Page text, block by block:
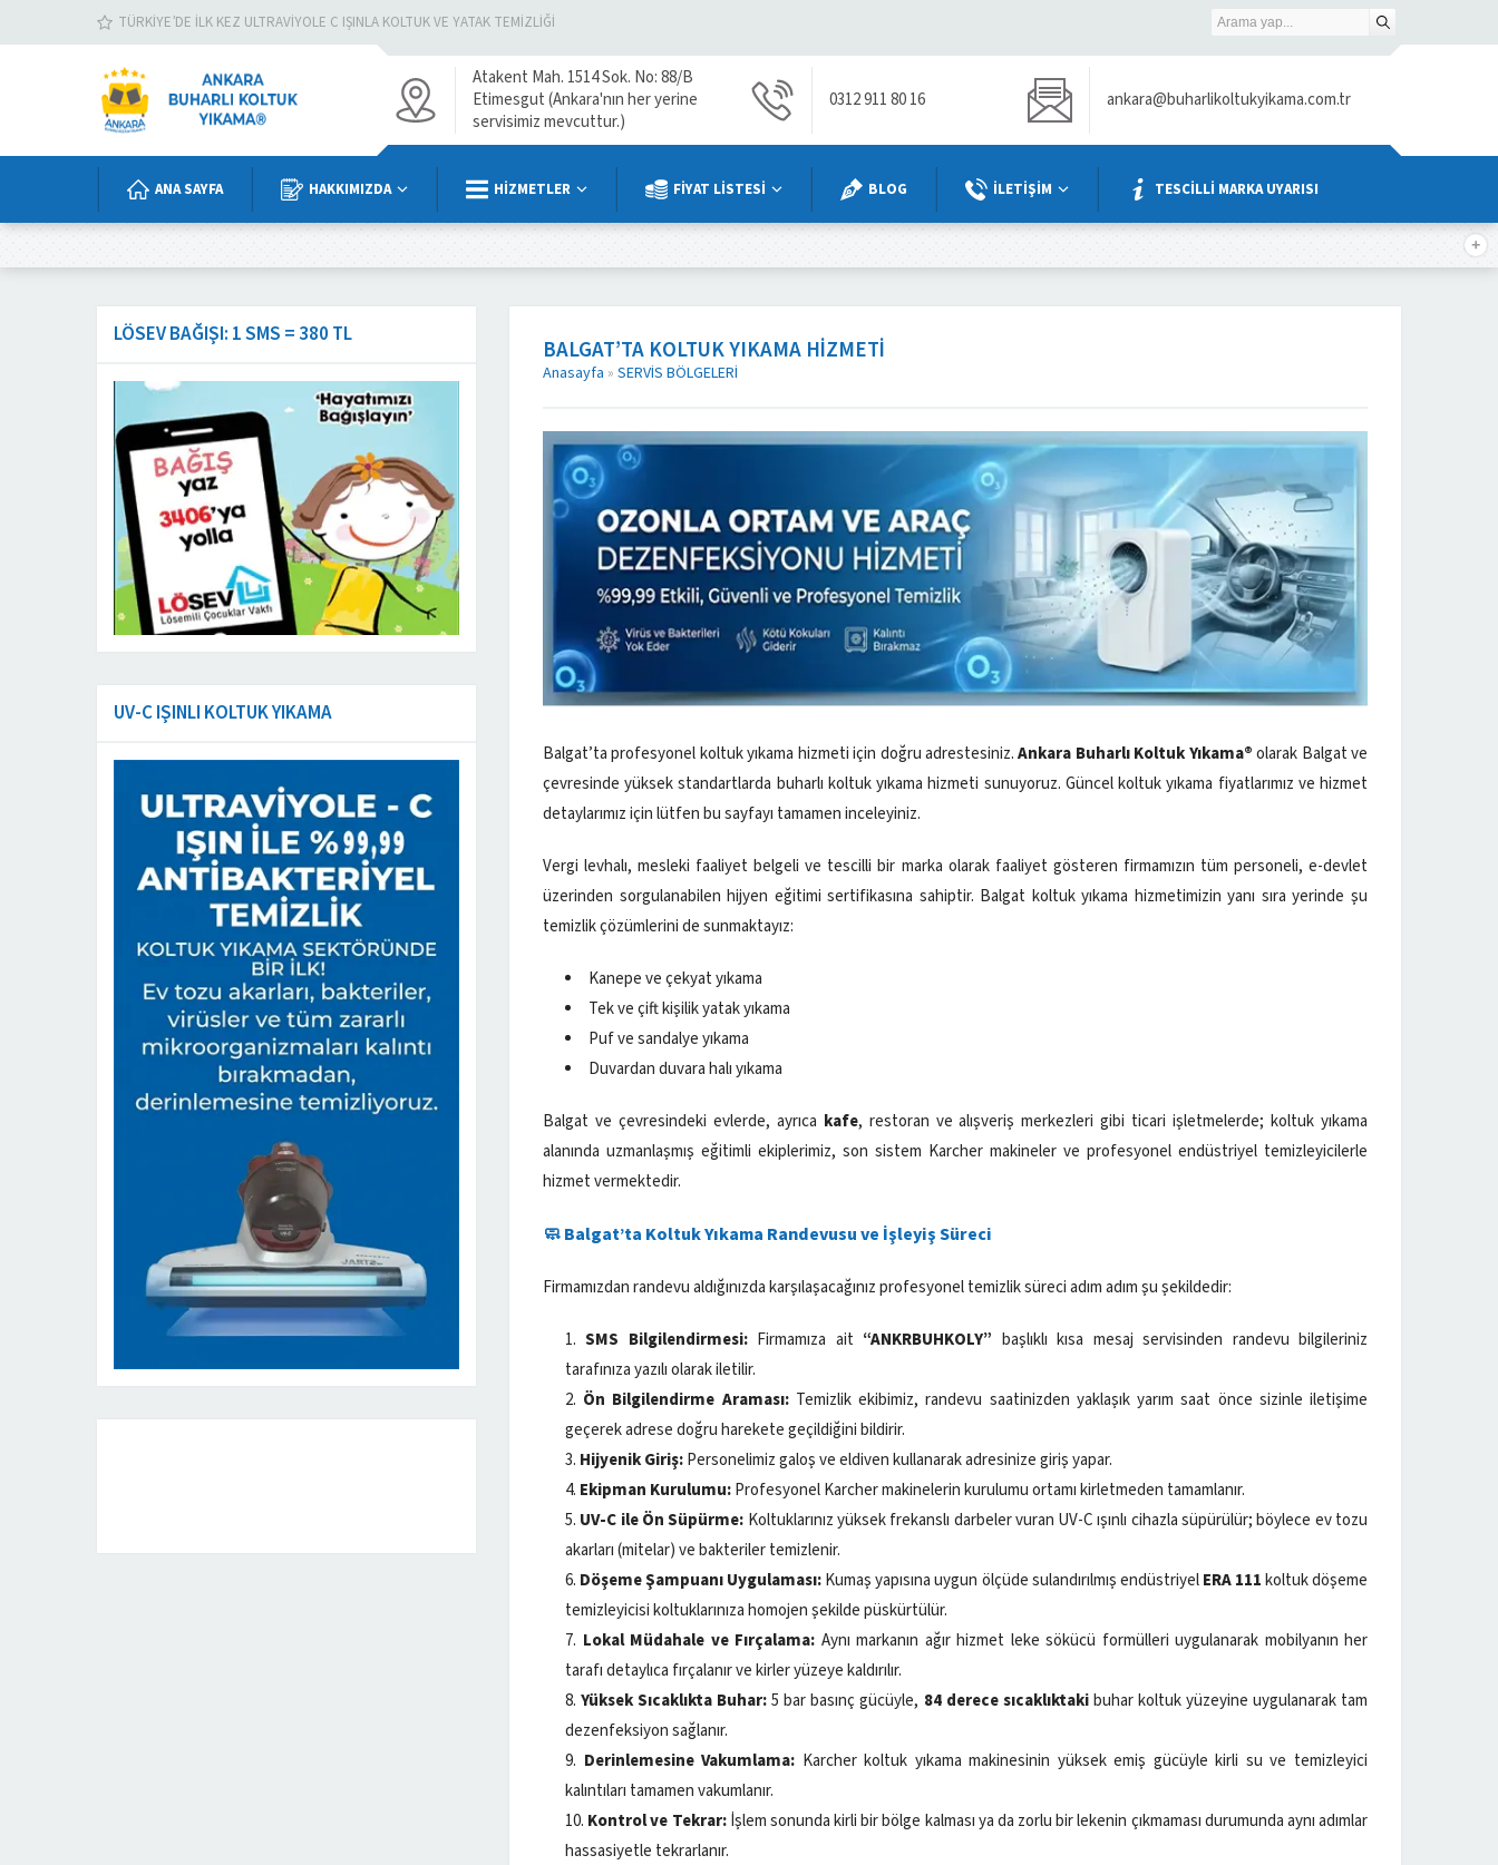
TÜRKIYE’DE İLK KEZ ULTRAVIYOLE C IŞINLA KOLTUK VE YATAK TEMIZLIĞI
Atakent Mah. 1514 Sok. No: 88/B
Etimesgut (Ankara'nın her yerine
servisimiz mevcuttur.)
0312 911 80 16 ankara@buharlikoltukyikama.com.tr
ANA SAYFA HAKKIMIZDA HİZMETLER FİYAT LİSTESİ BLOG İLETİŞİM TESCİLLİ MARKA UYARISI
BALGAT’TA KOLTUK YIKAMA HIZMETI
Anasayfa » SERVİS BÖLGELERİ
Balgat’ta profesyonel koltuk yıkama hizmeti için doğru adrestesiniz.Ankara Buharlı Koltuk Yıkama®olarak Balgat ve
çevresinde yüksek standartlarda buharlı koltuk yıkama hizmeti sunuyoruz. Güncel koltuk yıkama fiyatlarımız ve hizmet
detaylarımız için lütfen bu sayfayı tamamen inceleyiniz.
Vergi levhalı, mesleki faaliyet belgeli ve tescilli bir marka olarak faaliyet gösteren firmamızın tüm personeli, e-devlet
üzerinden sorgulanabilen hijyen eğitimi sertifikasına sahiptir. Balgat koltuk yıkama hizmetimizin yanı sıra yerinde şu
temizlik çözümlerini de sunmaktayız:
Kanepe ve çekyat yıkama
Tek ve çift kişilik yatak yıkama
Puf ve sandalye yıkama
Duvardan duvara halı yıkama
Balgat ve çevresindeki evlerde, ayrıca kafe, restoran ve alışveriş merkezleri gibi ticari işletmelerde; koltuk yıkama
alanında uzmanlaşmış eğitimli ekiplerimiz, son sistem Karcher makineler ve profesyonel endüstriyel temizleyicilerle
hizmet vermektedir.
🧼 Balgat’ta Koltuk Yıkama Randevusu ve İşleyiş Süreci
Firmamızdan randevu aldığınızda karşılaşacağınız profesyonel temizlik süreci adım adım şu şekildedir:
SMS Bilgilendirmesi:Firmamıza ait “ANKRBUHKOLY” başlıklı kısa mesaj servisinden randevu bilgileriniz
tarafınıza yazılı olarak iletilir.
Ön Bilgilendirme Araması:Temizlik ekibimiz, randevu saatinizden yaklaşık yarım saat önce sizinle iletişime
geçerek adrese doğru harekete geçildiğini bildirir.
Hijyenik Giriş:Personelimiz galoş ve eldiven kullanarak adresinize giriş yapar.
Ekipman Kurulumu:Profesyonel Karcher makinelerin kurulumu ortamı kirletmeden tamamlanır.
UV-C ile Ön Süpürme: Koltuklarınız yüksek frekanslı darbeler vuran UV-C ışınlı cihazla süpürülür; böylece ev tozu
akarları (mitelar) ve bakteriler temizlenir.
Döşeme Şampuanı Uygulaması:Kumaş yapısına uygun ölçüde sulandırılmış endüstriyelERA 111koltuk döşeme
temizleyicisi koltuklarınıza homojen şekilde püskürtülür.
Lokal Müdahale ve Fırçalama: Aynı markanın ağır hizmet leke sökücü formülleri uygulanarak mobilyanın her
tarafı detaylıca fırçalanır ve kirler yüzeye kaldırılır.
Yüksek Sıcaklıkta Buhar:5 bar basınç gücüyle, 84 derece sıcaklıktakibuhar koltuk yüzeyine uygulanarak tam
dezenfeksiyon sağlanır.
Derinlemesine Vakumlama: Karcher koltuk yıkama makinesinin yüksek emiş gücüyle kirli su ve temizleyici
kalıntıları tamamen vakumlanır.
Kontrol ve Tekrar:İşlem sonunda kirli bir bölge kalması ya da zorlu bir lekenin çıkmaması durumunda aynı adımlar
hassasiyetle tekrarlanır.
LÖSEV BAĞIŞI: 1 SMS = 380 TL
UV-C IŞINLI KOLTUK YIKAMA